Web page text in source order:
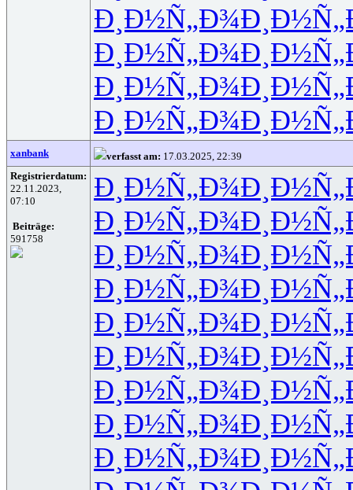
Ð¸Ð½Ñ„Ð¾
Ð¸Ð½Ñ„Ð¾
Ð¸Ð½Ñ„Ð¾
Ð¸Ð½Ñ„Ð¾
xanbank verfasst am: 17.03.2025, 22:39
Registrierdatum:
22.11.2023,
07:10
Beiträge:
591758
Ð¸Ð½Ñ„Ð¾
Ð¸Ð½Ñ„Ð¾
Ð¸Ð½Ñ„Ð¾
Ð¸Ð½Ñ„Ð¾
Ð¸Ð½Ñ„Ð¾
Ð¸Ð½Ñ„Ð¾
Ð¸Ð½Ñ„Ð¾
Ð¸Ð½Ñ„Ð¾
Ð¸Ð½Ñ„Ð¾